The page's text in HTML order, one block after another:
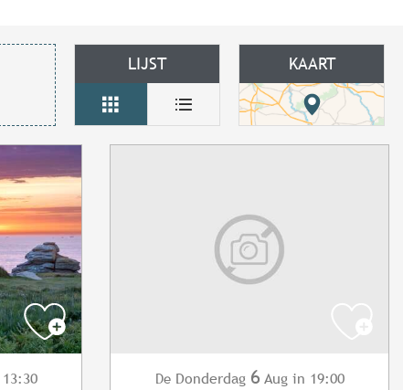
LIJST KAART
De Donderdag 6 Aug in 19:00